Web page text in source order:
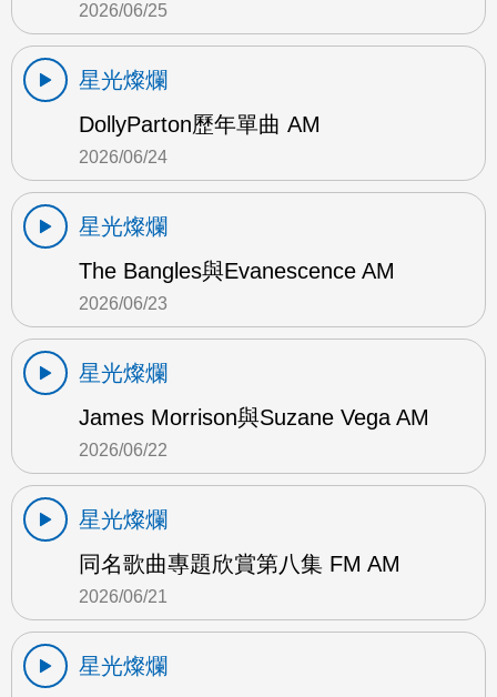
2026/06/25
星光燦爛
DollyParton歷年單曲 AM
2026/06/24
星光燦爛
The Bangles與Evanescence AM
2026/06/23
星光燦爛
James Morrison與Suzane Vega AM
2026/06/22
星光燦爛
同名歌曲專題欣賞第八集 FM AM
2026/06/21
星光燦爛